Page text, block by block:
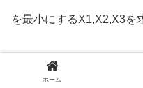
を最小にするX1,X2,X3を
上を関数
なお、期待利得は支払い
ホーム